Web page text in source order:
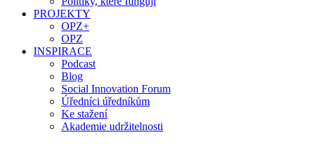
PROJEKTY
OPZ+
OPZ
INSPIRACE
Podcast
Blog
Social Innovation Forum
Úředníci úředníkům
Ke stažení
Akademie udržitelnosti